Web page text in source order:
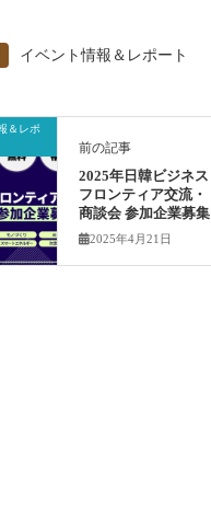
イベント情報＆レポート
＆レポ
前の記事
2025年日韓ビジネス
フロンティア交流・
商談会 参加企業募集
2025年4月21日